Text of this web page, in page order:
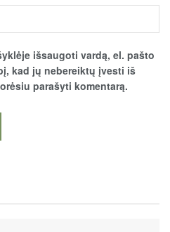
išsaugoti vardą, el. pašto
kad jų nebereiktų įvesti iš
parašyti komentarą.